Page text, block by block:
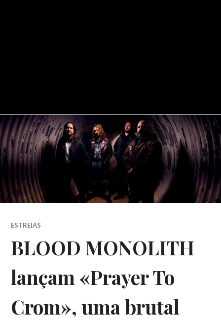
ESTREIAS
BLOOD MONOLITH
lançam «Prayer To
Crom», uma brutal